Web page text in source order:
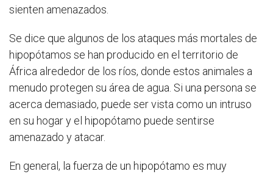
sienten amenazados.
Se dice que algunos de los ataques más mortales de
hipopótamos se han producido en el territorio de
África alrededor de los ríos, donde estos animales a
menudo protegen su área de agua. Si una persona se
acerca demasiado, puede ser vista como un intruso
en su hogar y el hipopótamo puede sentirse
amenazado y atacar.
En general, la fuerza de un hipopótamo es muy